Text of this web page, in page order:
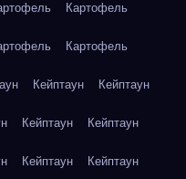
Картофель
Картофель
Кейптаун Кейптаун
Кейптаун Кейптаун
Кейптаун Кейптаун